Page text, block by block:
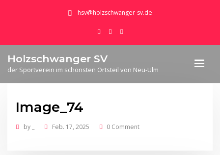
hsv@holzschwanger-sv.de
Holzschwanger SV
der Sportverein im schönsten Ortsteil von Neu-Ulm
Image_74
by Feb. 17, 2025 0 Comment